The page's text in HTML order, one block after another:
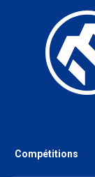
Compétitions